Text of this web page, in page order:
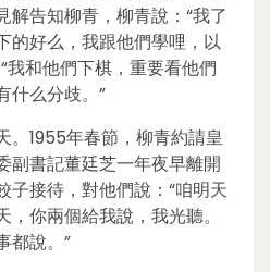
解告知柳青，柳青說：“我了
的好么，我跟他們學哩，以
我和他們下棋，重要看他們
什么分歧。”
。1955年春節，柳青約請皇
副書記董廷芝一年夜早離開
子接待，對他們說：“咱明天
你兩個給我說，我光聽。
都說。”